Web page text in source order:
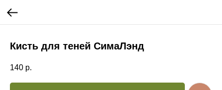
Кисть для теней СимаЛэнд
140 р.